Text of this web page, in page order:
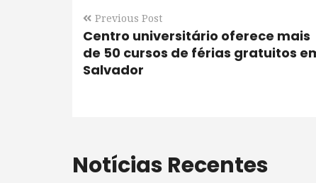
Previous Post
Centro universitário oferece mais
de 50 cursos de férias gratuitos
Salvador
Notícias Recentes